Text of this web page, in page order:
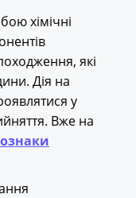
хімічні
які
Дія на
у
Вже на
ознаки